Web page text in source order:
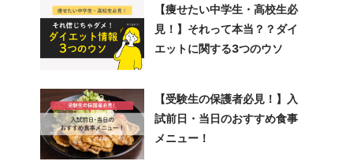
【痩せたい中学生・高校生必
見！】それって本当？？ダイ
エットに関する3つのウソ
【受験生の保護者必見！】入
試前日・当日のおすすめ食事
メニュー！